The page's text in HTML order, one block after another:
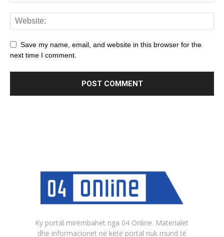
Save my name, email, and website in this browser for the
next time I comment.
Ky portal mirëmbahet nga 04 Online. Materialet
dhe informacionet në këtë portal nuk mund të